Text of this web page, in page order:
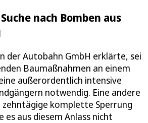
nach Bomben aus
der Autobahn GmbH erklärte, sei
Baumaßnahmen an einem
außerordentlich intensive
notwendig. Eine andere
zehntägige komplette Sperrung
es aus diesem Anlass nicht